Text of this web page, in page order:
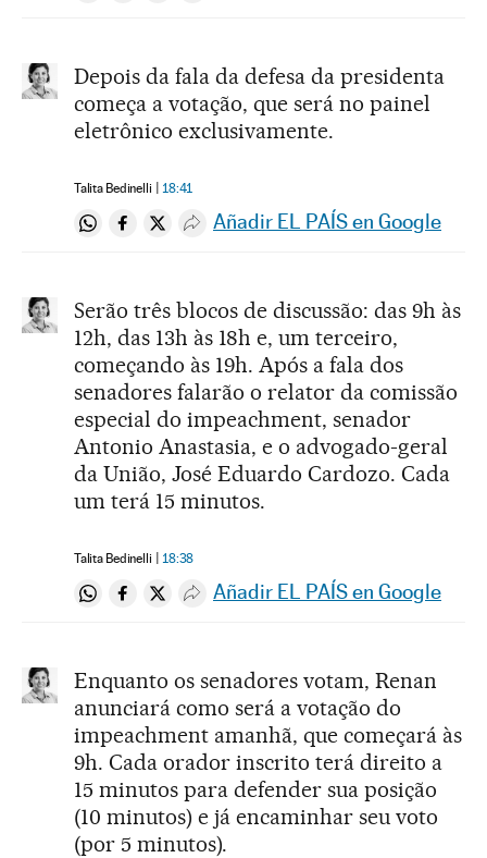
Depois da fala da defesa da presidenta
começa a votação, que será no painel
eletrônico exclusivamente.
Talita Bedinelli 18:41
Compartir en Whatsapp
Compartir en Facebook
Compartir en Twitter
Desplegar Redes Sociales
Añadir EL PAÍS en Google
Serão três blocos de discussão: das 9h às
12h, das 13h às 18h e, um terceiro,
começando às 19h. Após a fala dos
senadores falarão o relator da comissão
especial do impeachment, senador
Antonio Anastasia, e o advogado-geral
da União, José Eduardo Cardozo. Cada
um terá 15 minutos.
Talita Bedinelli 18:38
Compartir en Whatsapp
Compartir en Facebook
Compartir en Twitter
Desplegar Redes Sociales
Añadir EL PAÍS en Google
Enquanto os senadores votam, Renan
anunciará como será a votação do
impeachment amanhã, que começará às
9h. Cada orador inscrito terá direito a
15 minutos para defender sua posição
(10 minutos) e já encaminhar seu voto
(por 5 minutos).